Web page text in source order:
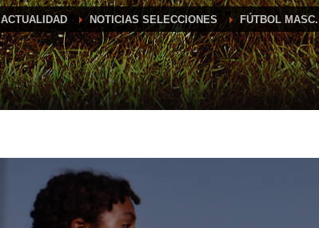
ACTUALIDAD NOTICIAS SELECCIONES FÚTBOL